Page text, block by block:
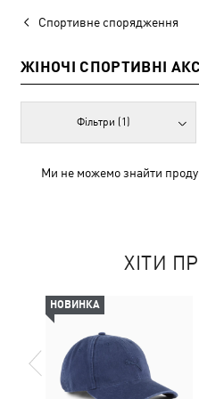
Спортивне спорядження
ЖІНОЧІ СПОРТИВНІ
Фільтри (1)
Ми не можемо знайти
ХІТИ
НОВИНКА